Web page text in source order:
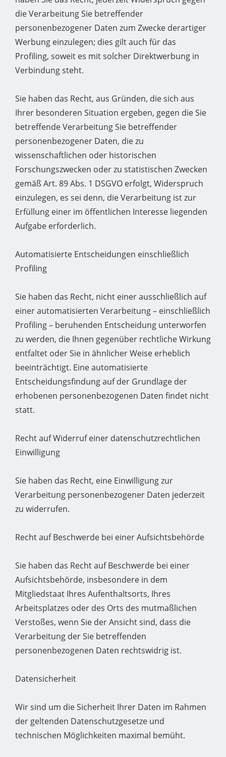
die Verarbeitung Sie betreffender
personenbezogener Daten zum Zwecke derartiger
Werbung einzulegen; dies gilt auch für das
Profiling, soweit es mit solcher Direktwerbung in
Verbindung steht.
Sie haben das Recht, aus Gründen, die sich aus
Ihrer besonderen Situation ergeben, gegen die Sie
betreffende Verarbeitung Sie betreffender
personenbezogener Daten, die zu
wissenschaftlichen oder historischen
Forschungszwecken oder zu statistischen Zwecken
gemäß Art. 89 Abs. 1 DSGVO erfolgt, Widerspruch
einzulegen, es sei denn, die Verarbeitung ist zur
Erfüllung einer im öffentlichen Interesse liegenden
Aufgabe erforderlich.
Automatisierte Entscheidungen einschließlich
Profiling
Sie haben das Recht, nicht einer ausschließlich auf
einer automatisierten Verarbeitung – einschließlich
Profiling – beruhenden Entscheidung unterworfen
zu werden, die Ihnen gegenüber rechtliche Wirkung
entfaltet oder Sie in ähnlicher Weise erheblich
beeinträchtigt. Eine automatisierte
Entscheidungsfindung auf der Grundlage der
erhobenen personenbezogenen Daten findet nicht
statt.
Recht auf Widerruf einer datenschutzrechtlichen
Einwilligung
Sie haben das Recht, eine Einwilligung zur
Verarbeitung personenbezogener Daten jederzeit
zu widerrufen.
Recht auf Beschwerde bei einer Aufsichtsbehörde
Sie haben das Recht auf Beschwerde bei einer
Aufsichtsbehörde, insbesondere in dem
Mitgliedstaat Ihres Aufenthaltsorts, Ihres
Arbeitsplatzes oder des Orts des mutmaßlichen
Verstoßes, wenn Sie der Ansicht sind, dass die
Verarbeitung der Sie betreffenden
personenbezogenen Daten rechtswidrig ist.
Datensicherheit
Wir sind um die Sicherheit Ihrer Daten im Rahmen
der geltenden Datenschutzgesetze und
technischen Möglichkeiten maximal bemüht.